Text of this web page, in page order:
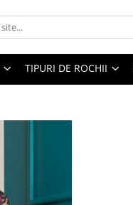
TIPURI DE ROCHII